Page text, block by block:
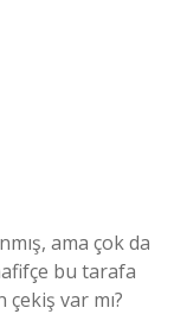
ama çok da
bu tarafa
çekiş var mı?